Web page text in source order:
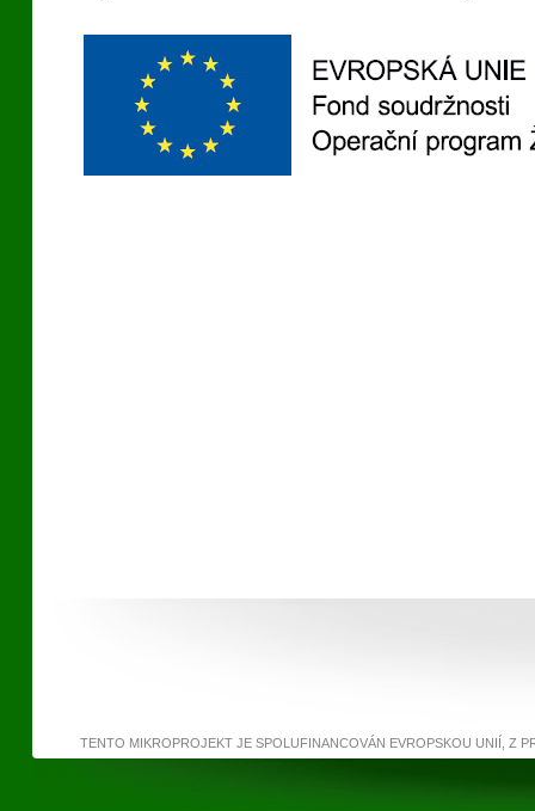
TENTO MIKROPROJEKT JE SPOLUFINANCOVÁN EVROPSKOU UNIÍ, Z